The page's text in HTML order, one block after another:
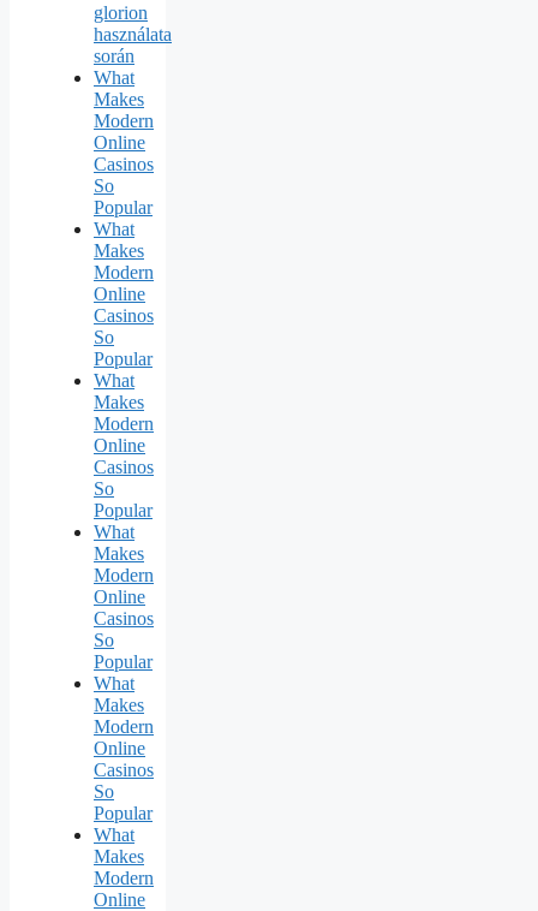
glorion
használata
során
What
Makes
Modern
Online
Casinos
So
Popular
What
Makes
Modern
Online
Casinos
So
Popular
What
Makes
Modern
Online
Casinos
So
Popular
What
Makes
Modern
Online
Casinos
So
Popular
What
Makes
Modern
Online
Casinos
So
Popular
What
Makes
Modern
Online